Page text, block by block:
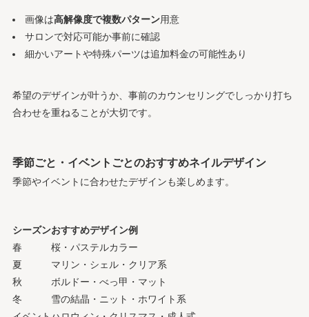
画像は高解像度で複数パターン用意
サロンで対応可能か事前に確認
細かいアートや特殊パーツは追加料金の可能性あり
希望のデザインが叶うか、事前のカウンセリングでしっかり打ち
合わせを重ねることが大切です。
季節ごと・イベントごとのおすすめネイルデザイン
季節やイベントに合わせたデザインも楽しめます。
シーズンおすすめデザイン例
春
桜・パステルカラー
夏
マリン・シェル・クリア系
秋
ボルドー・べっ甲・マット
冬
雪の結晶・ニット・ホワイト系